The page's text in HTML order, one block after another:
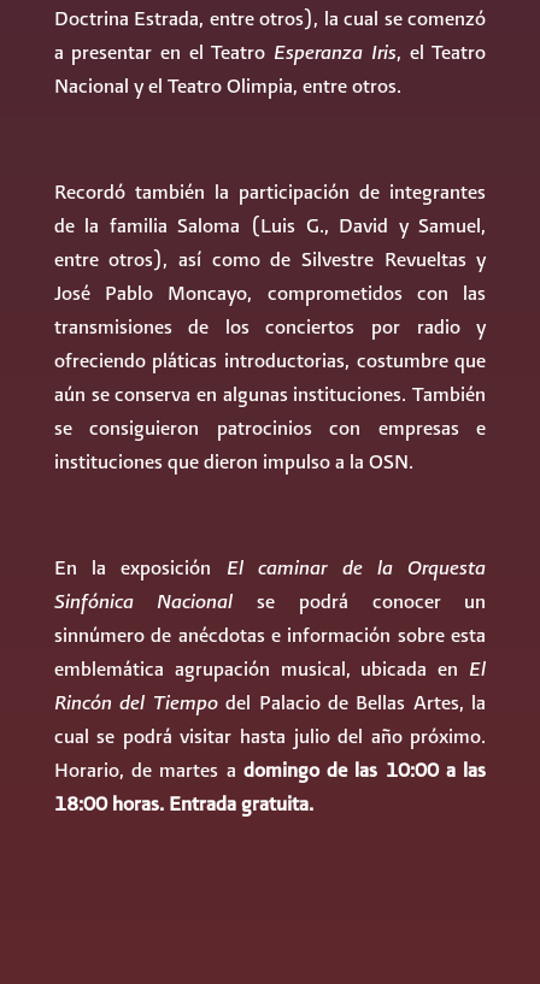
Doctrina Estrada, entre otros), la cual se comenzó
a presentar en el Teatro Esperanza Iris, el Teatro
Nacional y el Teatro Olimpia, entre otros.
Recordó también la participación de integrantes
de la familia Saloma (Luis G., David y Samuel,
entre otros), así como de Silvestre Revueltas y
José Pablo Moncayo, comprometidos con las
transmisiones de los conciertos por radio y
ofreciendo pláticas introductorias, costumbre que
aún se conserva en algunas instituciones. También
se consiguieron patrocinios con empresas e
instituciones que dieron impulso a la OSN.
En la exposición El caminar de la Orquesta
Sinfónica Nacional se podrá conocer un
sinnúmero de anécdotas e información sobre esta
emblemática agrupación musical, ubicada en El
Rincón del Tiempodel Palacio de Bellas Artes, la
cual se podrá visitar hasta julio del año próximo.
Horario, de martes a domingo de las 10:00 a las
18:00 horas. Entrada gratuita.